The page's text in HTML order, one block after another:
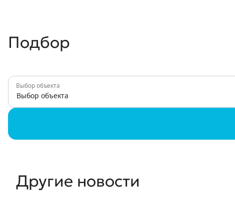
Подбор
Выбор объекта
Выбор объекта
Другие новости